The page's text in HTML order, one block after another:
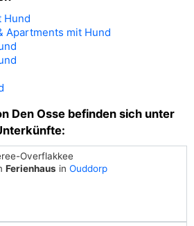
Hund
Apartments mit Hund
Den Osse befinden sich unter
Overflakkee
Ferienhaus in Ouddorp